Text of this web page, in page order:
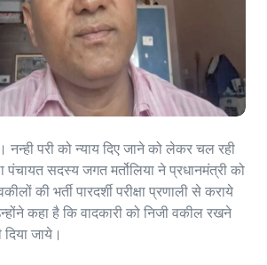
नन्ही परी को न्याय दिए जाने को लेकर चल रही
पंचायत सदस्य जगत मर्तोलिया ने प्रधानमंत्री को
की भर्ती पारदर्शी परीक्षा प्रणाली से कराये
कहा है कि वादकारी को निजी वकील रखने
जाये।